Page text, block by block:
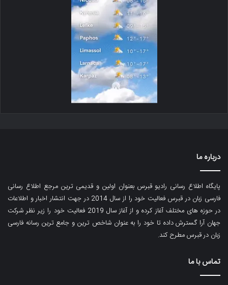
درباره ما
پایگاه اطلاع رسانی رادیو قبرس بعنوان اولین و قدیمی ترین مرجع اطلاع رسانی
فارسی زبان در قبرس فعالیت خود را از سال 2014 در جهت انتشار اخبار و اطلاعات
در حوزه های مختلف آغاز کرده و از آغاز سال 2019 فعالیت خود را زیر نظر شرکت
جهان آرا گسترش داده تا خود را به عنوان شاخص ترین و جامع ترین رسانه فارسی
زبان در قبرس مطرح کند.
تماس با ما